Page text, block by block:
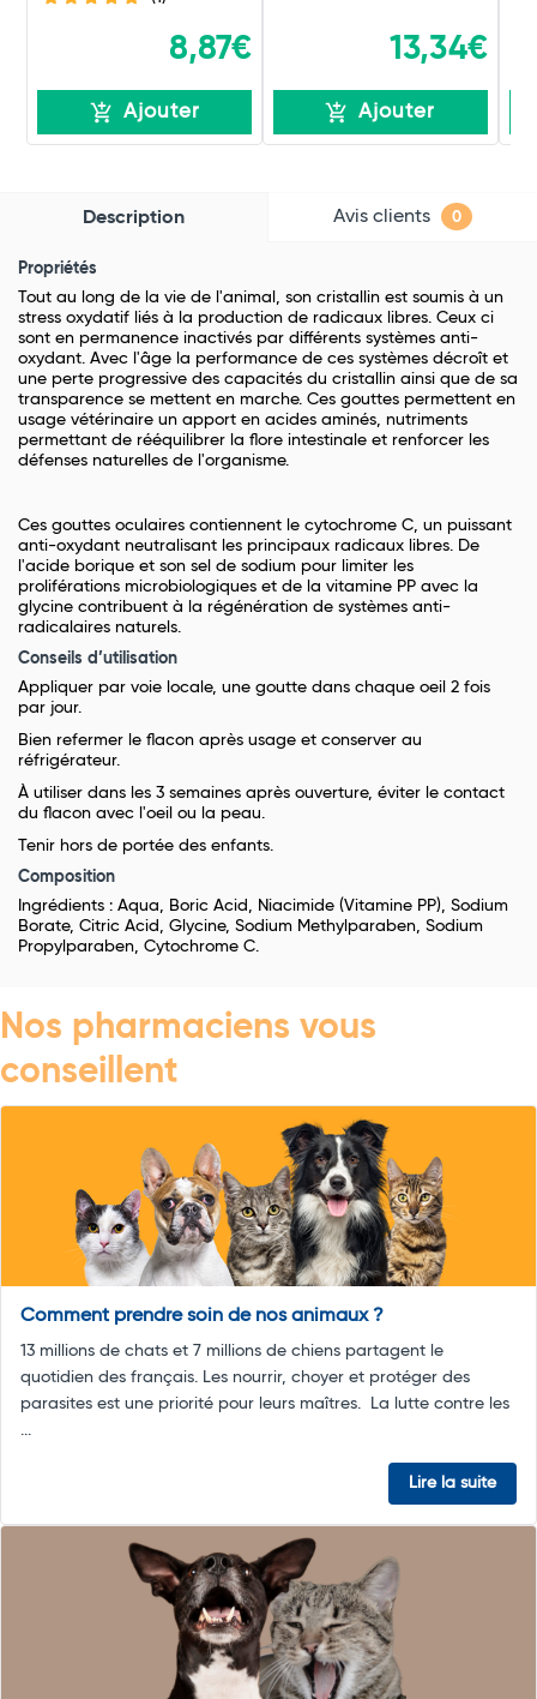
8,87€
Ajouter
13,34€
Ajouter
Description Avis clients 0
Propriétés
Tout au long de la vie de l'animal, son cristallin est soumis à un
stress oxydatif liés à la production de radicaux libres. Ceux ci
sont en permanence inactivés par différents systèmes anti-
oxydant. Avec l'âge la performance de ces systèmes décroît et
une perte progressive des capacités du cristallin ainsi que de sa
transparence se mettent en marche. Ces gouttes permettent en
usage vétérinaire un apport en acides aminés, nutriments
permettant de rééquilibrer la flore intestinale et renforcer les
défenses naturelles de l'organisme.
Ces gouttes oculaires contiennent le cytochrome C, un puissant
anti-oxydant neutralisant les principaux radicaux libres. De
l'acide borique et son sel de sodium pour limiter les
proliférations microbiologiques et de la vitamine PP avec la
glycine contribuent à la régénération de systèmes anti-
radicalaires naturels.
Conseils d’utilisation
Appliquer par voie locale, une goutte dans chaque oeil 2 fois
par jour.
Bien refermer le flacon après usage et conserver au
réfrigérateur.
À utiliser dans les 3 semaines après ouverture, éviter le contact
du flacon avec l'oeil ou la peau.
Tenir hors de portée des enfants.
Composition
Ingrédients : Aqua, Boric Acid, Niacimide (Vitamine PP), Sodium
Borate, Citric Acid, Glycine, Sodium Methylparaben, Sodium
Propylparaben, Cytochrome C.
Nos pharmaciens vous
conseillent
Comment prendre soin de nos animaux ?
13 millions de chats et 7 millions de chiens partagent le
quotidien des français. Les nourrir, choyer et protéger des
parasites est une priorité pour leurs maîtres. La lutte contre les
...
Lire la suite